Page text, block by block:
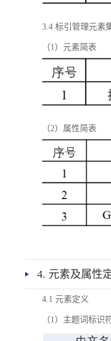
3.4 标引管理元素
（1）元素简表
（2）属性简表
4. 元素及属性
4.1 元素定义
（1）主题词标识